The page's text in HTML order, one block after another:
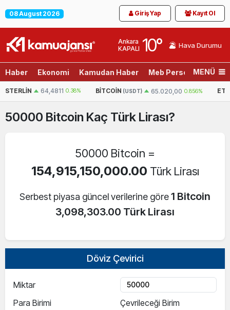
08 August 2026 Giriş Yap Kayıt Ol
Ankara
KAPALI 10° Hava Durumu
Haber Ekonomi Kamudan Haber Meb Personel Son
MENÜ
STERLIN 64,4811 0.38% BITCOIN (USDT) 65.020,00 0.856%
50000 Bitcoin Kaç Türk Lirası?
50000 Bitcoin =
154,915,150,000.00 Türk Lirası
Serbest piyasa güncel verilerine göre1 Bitcoin
3,098,303.00 Türk Lirası
Döviz Çevirici
Miktar
Para Birimi
Çevrileceği Birim